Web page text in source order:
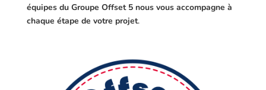
équipes du Groupe Offset 5 nous vous accompagne à
chaque étape de votre projet.